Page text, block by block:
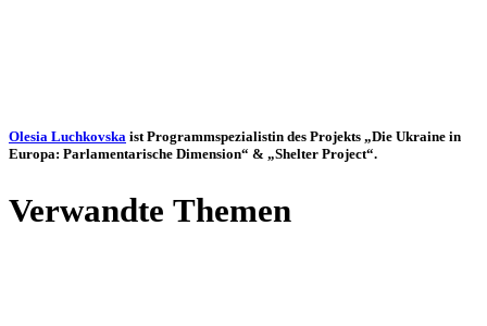
Olesia Luch­kovska ist Pro­gramm­spe­zia­lis­tin des Pro­jekts „Die Ukraine in
Europa: Par­la­men­ta­ri­sche Dimen­sion“ & „Shelter Project“.
Ver­wandte Themen